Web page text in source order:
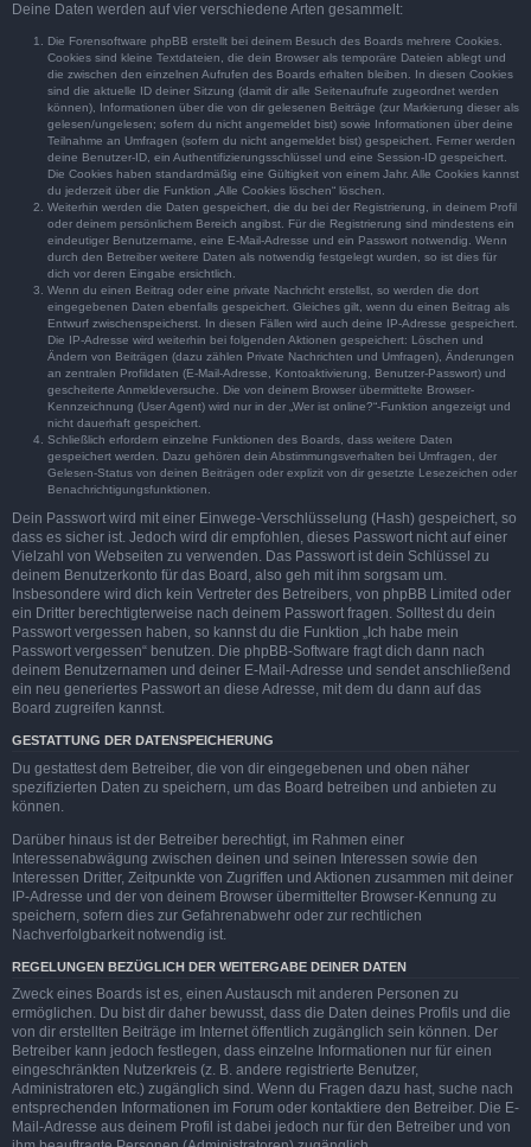
Deine Daten werden auf vier verschiedene Arten gesammelt:
Die Forensoftware phpBB erstellt bei deinem Besuch des Boards mehrere Cookies.
Cookies sind kleine Textdateien, die dein Browser als temporäre Dateien ablegt und
die zwischen den einzelnen Aufrufen des Boards erhalten bleiben. In diesen Cookies
sind die aktuelle ID deiner Sitzung (damit dir alle Seitenaufrufe zugeordnet werden
können), Informationen über die von dir gelesenen Beiträge (zur Markierung dieser als
gelesen/ungelesen; sofern du nicht angemeldet bist) sowie Informationen über deine
Teilnahme an Umfragen (sofern du nicht angemeldet bist) gespeichert. Ferner werden
deine Benutzer-ID, ein Authentifizierungsschlüssel und eine Session-ID gespeichert.
Die Cookies haben standardmäßig eine Gültigkeit von einem Jahr. Alle Cookies kannst
du jederzeit über die Funktion „Alle Cookies löschen“ löschen.
Weiterhin werden die Daten gespeichert, die du bei der Registrierung, in deinem Profil
oder deinem persönlichem Bereich angibst. Für die Registrierung sind mindestens ein
eindeutiger Benutzername, eine E-Mail-Adresse und ein Passwort notwendig. Wenn
durch den Betreiber weitere Daten als notwendig festgelegt wurden, so ist dies für
dich vor deren Eingabe ersichtlich.
Wenn du einen Beitrag oder eine private Nachricht erstellst, so werden die dort
eingegebenen Daten ebenfalls gespeichert. Gleiches gilt, wenn du einen Beitrag als
Entwurf zwischenspeicherst. In diesen Fällen wird auch deine IP-Adresse gespeichert.
Die IP-Adresse wird weiterhin bei folgenden Aktionen gespeichert: Löschen und
Ändern von Beiträgen (dazu zählen Private Nachrichten und Umfragen), Änderungen
an zentralen Profildaten (E-Mail-Adresse, Kontoaktivierung, Benutzer-Passwort) und
gescheiterte Anmeldeversuche. Die von deinem Browser übermittelte Browser-
Kennzeichnung (User Agent) wird nur in der „Wer ist online?“-Funktion angezeigt und
nicht dauerhaft gespeichert.
Schließlich erfordern einzelne Funktionen des Boards, dass weitere Daten
gespeichert werden. Dazu gehören dein Abstimmungsverhalten bei Umfragen, der
Gelesen-Status von deinen Beiträgen oder explizit von dir gesetzte Lesezeichen oder
Benachrichtigungsfunktionen.
Dein Passwort wird mit einer Einwege-Verschlüsselung (Hash) gespeichert, so
dass es sicher ist. Jedoch wird dir empfohlen, dieses Passwort nicht auf einer
Vielzahl von Webseiten zu verwenden. Das Passwort ist dein Schlüssel zu
deinem Benutzerkonto für das Board, also geh mit ihm sorgsam um.
Insbesondere wird dich kein Vertreter des Betreibers, von phpBB Limited oder
ein Dritter berechtigterweise nach deinem Passwort fragen. Solltest du dein
Passwort vergessen haben, so kannst du die Funktion „Ich habe mein
Passwort vergessen“ benutzen. Die phpBB-Software fragt dich dann nach
deinem Benutzernamen und deiner E-Mail-Adresse und sendet anschließend
ein neu generiertes Passwort an diese Adresse, mit dem du dann auf das
Board zugreifen kannst.
GESTATTUNG DER DATENSPEICHERUNG
Du gestattest dem Betreiber, die von dir eingegebenen und oben näher
spezifizierten Daten zu speichern, um das Board betreiben und anbieten zu
können.
Darüber hinaus ist der Betreiber berechtigt, im Rahmen einer
Interessenabwägung zwischen deinen und seinen Interessen sowie den
Interessen Dritter, Zeitpunkte von Zugriffen und Aktionen zusammen mit deiner
IP-Adresse und der von deinem Browser übermittelter Browser-Kennung zu
speichern, sofern dies zur Gefahrenabwehr oder zur rechtlichen
Nachverfolgbarkeit notwendig ist.
REGELUNGEN BEZÜGLICH DER WEITERGABE DEINER DATEN
Zweck eines Boards ist es, einen Austausch mit anderen Personen zu
ermöglichen. Du bist dir daher bewusst, dass die Daten deines Profils und die
von dir erstellten Beiträge im Internet öffentlich zugänglich sein können. Der
Betreiber kann jedoch festlegen, dass einzelne Informationen nur für einen
eingeschränkten Nutzerkreis (z. B. andere registrierte Benutzer,
Administratoren etc.) zugänglich sind. Wenn du Fragen dazu hast, suche nach
entsprechenden Informationen im Forum oder kontaktiere den Betreiber. Die E-
Mail-Adresse aus deinem Profil ist dabei jedoch nur für den Betreiber und von